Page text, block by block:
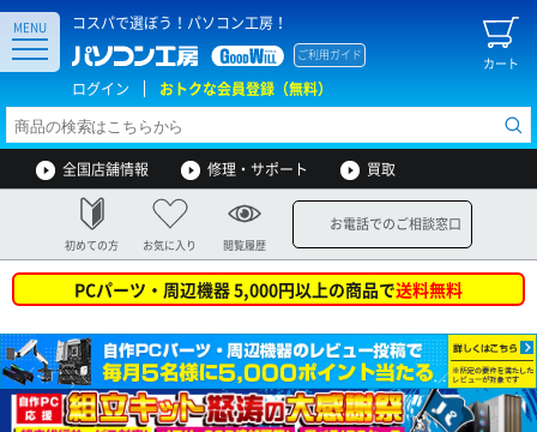
コスパで選ぼう！パソコン工房！
カート
ご利用ガイド
ログイン おトクな会員登録（無料）
MENU
全国店舗情報 修理・サポート 買取
初めての方 お気に入り 閲覧履歴
お電話でのご相談窓口
PCパーツ・周辺機器 5,000円以上の商品で送料無料